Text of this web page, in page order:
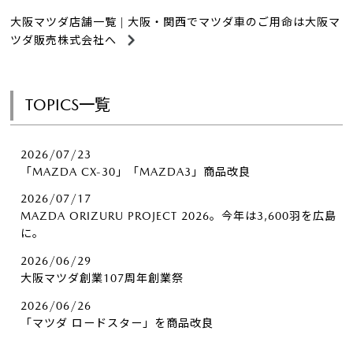
大阪マツダ店舗一覧 | 大阪・関西でマツダ車のご用命は大阪マ
ツダ販売株式会社へ
TOPICS一覧
2026/07/23
「MAZDA CX-30」「MAZDA3」商品改良
2026/07/17
MAZDA ORIZURU PROJECT 2026。今年は3,600羽を広島
に。
2026/06/29
大阪マツダ創業107周年創業祭
2026/06/26
「マツダ ロードスター」を商品改良